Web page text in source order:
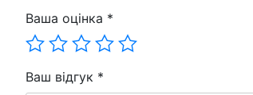
Ваша оцінка *
Ваш відгук *